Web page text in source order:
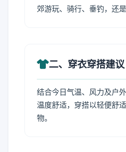
郊游玩、骑行、垂钓，还
二、穿衣穿搭建议
结合今日气温、风力及户
温度舒适，穿搭以轻便舒
物。